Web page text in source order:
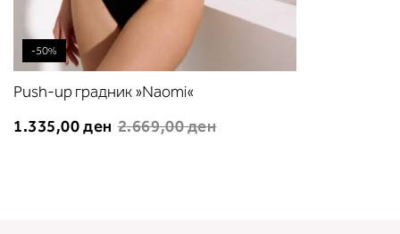
-50%
Push-up градник »Naomi«
1.335,00 ден 2.669,00 ден